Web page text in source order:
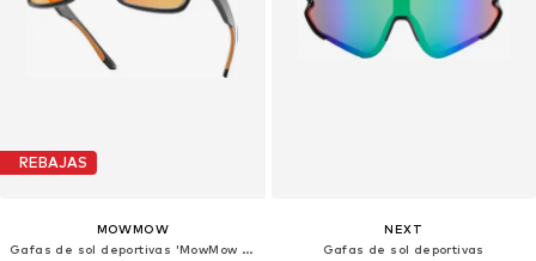
REBAJAS
MOWMOW
Gafas de sol deportivas 'MowMow Floater Sunglasses - Sports Glasses - Cycling Glasses - Floating Sunglasses - Polarized - Men - Women'
NEXT
Gafas de sol deportivas